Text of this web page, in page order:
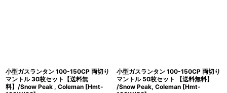
小型ガスランタン 100-150CP 両切り
マントル 30枚セット【送料無
料】/Snow Peak , Coleman [Hmt-
小型ガスランタン 100-150CP 両切り
マントル 50枚セット 【送料無料】
/Snow Peak, Coleman [Hmt-